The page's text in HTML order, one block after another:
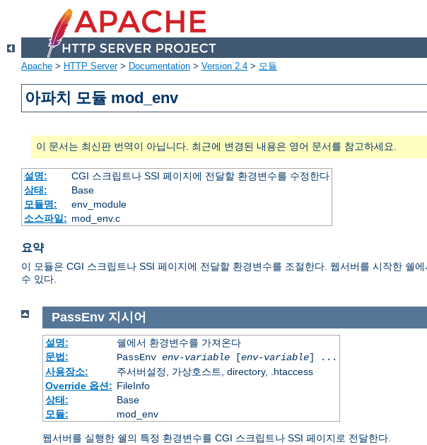
Apache > HTTP Server> Documentation > Version 2.4 > 모듈
아파치 모듈 mod_env
이 문서는 최신판 번역이 아닙니다. 최근에 변경된 내용은 영어 문서를 참고하세요.
설명:
CGI 스크립트나 SSI 페이지에 전달할 환경변수를 수정한다
상태:
Base
모듈명:
env_module
소스파일: mod_env.c
요약
이 모듈은 CGI 스크립트나 SSI 페이지에 전달할 환경변수를 조절한다. 웹서버를 시작한 쉘
수 있다.
PassEnv 지시어
설명:
쉘에서 환경변수를 가져온다
문법:
PassEnv env-variable[env-variable] ...
사용장소:
주서버설정, 가상호스트, directory, .htaccess
Override 옵션: FileInfo
상태:
Base
모듈:
mod_env
웹서버를 실행한 쉘의 특정 환경변수를 CGI 스크립트나 SSI 페이지로 전달한다.